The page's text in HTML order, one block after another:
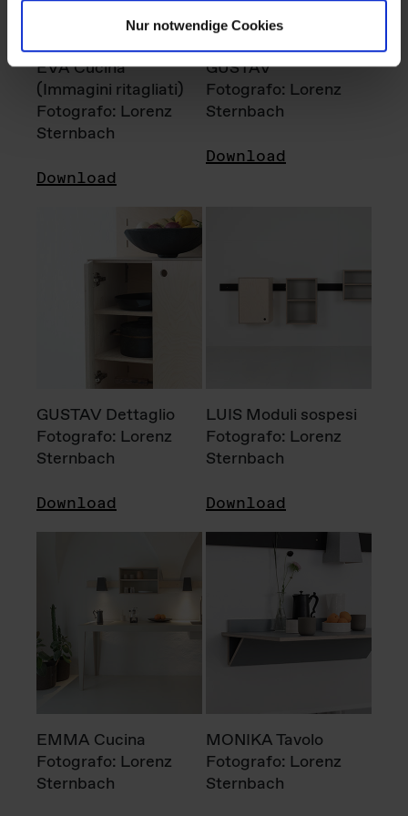
Nur notwendige Cookies
EVA Cucina
(Immagini ritagliati)
Fotografo: Lorenz
Sternbach
Download
GUSTAV
Fotografo: Lorenz
Sternbach
Download
GUSTAV Dettaglio
Fotografo: Lorenz
Sternbach
Download
LUIS Moduli sospesi
Fotografo: Lorenz
Sternbach
Download
EMMA Cucina
Fotografo: Lorenz
Sternbach
MONIKA Tavolo
Fotografo: Lorenz
Sternbach